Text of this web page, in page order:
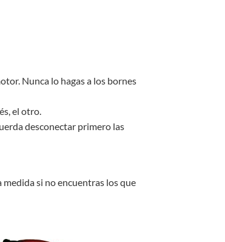
Nunca lo hagas a los bornes
el otro.
desconectar primero las
si no encuentras los que